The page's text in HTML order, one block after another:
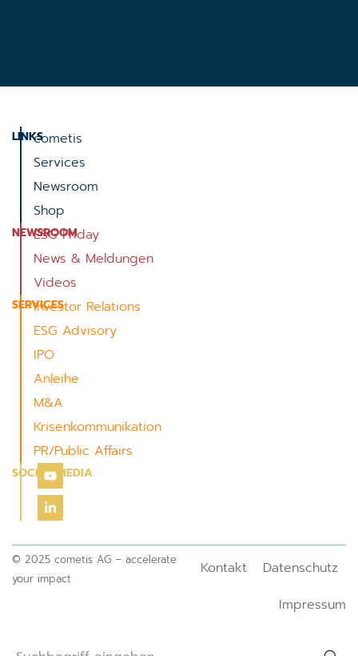
LINKScometis
Services
Newsroom
Shop
NEWSROOM
ESG Friday
News & Meldungen
Videos
SERVICES
Investor Relations
ESG Advisory
IPO
Anleihe
M&A
Krisenkommunikation
PR/Public Affairs
SOCIAL MEDIA
© 2025 cometis AG – accelerate
your impact
Kontakt
Datenschutz
Impressum